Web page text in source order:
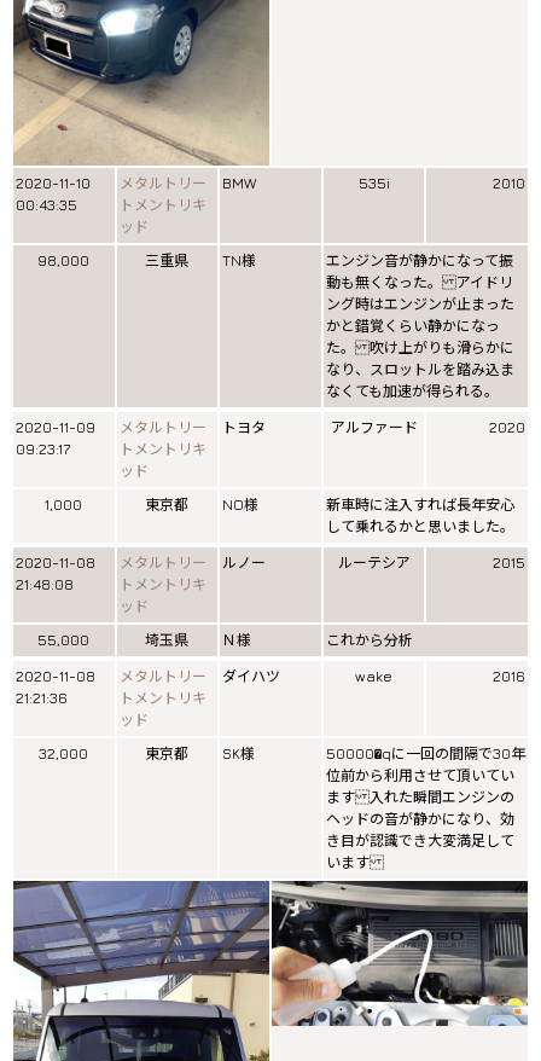
2020-11-10
00:43:35
メタルトリー
トメントリキ
ッド
BMW 535i 2010
98,000 三重県 TN様
エンジン音が静かになって振
動も無くなった。 アイドリ
ング時はエンジンが止まった
かと錯覚くらい静かになっ
た。 吹け上がりも滑らかに
なり、スロットルを踏み込ま
なくても加速が得られる。
2020-11-09
09:23:17
メタルトリー
トメントリキ
ッド
トヨタ アルファード 2020
1,000 東京都 NO様
新車時に注入すれば長年安心
して乗れるかと思いました。
2020-11-08
21:48:08
メタルトリー
トメントリキ
ッド
ルノー ルーテシア 2015
55,000 埼玉県 Ｎ様
これから分析
2020-11-08
21:21:36
メタルトリー
トメントリキ
ッド
ダイハツ wake 2016
32,000 東京都 SK様
50000�qに一回の間隔で30年
位前から利用させて頂いてい
ます 入れた瞬間エンジンの
ヘッドの音が静かになり、効
き目が認識でき大変満足して
います